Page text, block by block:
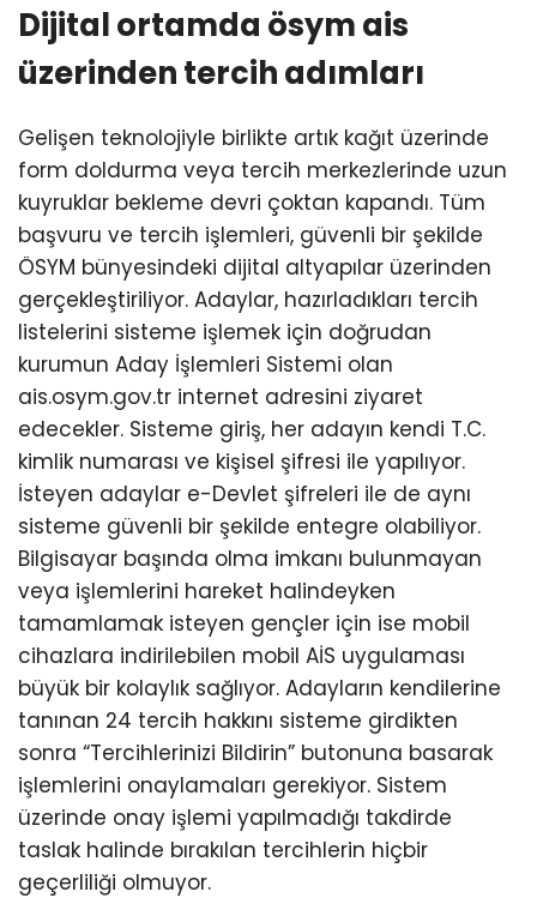
Dijital ortamda ösym ais
üzerinden tercih adımları
Gelişen teknolojiyle birlikte artık kağıt üzerinde
form doldurma veya tercih merkezlerinde uzun
kuyruklar bekleme devri çoktan kapandı. Tüm
başvuru ve tercih işlemleri, güvenli bir şekilde
ÖSYM bünyesindeki dijital altyapılar üzerinden
gerçekleştiriliyor. Adaylar, hazırladıkları tercih
listelerini sisteme işlemek için doğrudan
kurumun Aday İşlemleri Sistemi olan
ais.osym.gov.tr internet adresini ziyaret
edecekler. Sisteme giriş, her adayın kendi T.C.
kimlik numarası ve kişisel şifresi ile yapılıyor.
İsteyen adaylar e-Devlet şifreleri ile de aynı
sisteme güvenli bir şekilde entegre olabiliyor.
Bilgisayar başında olma imkanı bulunmayan
veya işlemlerini hareket halindeyken
tamamlamak isteyen gençler için ise mobil
cihazlara indirilebilen mobil AİS uygulaması
büyük bir kolaylık sağlıyor. Adayların kendilerine
tanınan 24 tercih hakkını sisteme girdikten
sonra “Tercihlerinizi Bildirin” butonuna basarak
işlemlerini onaylamaları gerekiyor. Sistem
üzerinde onay işlemi yapılmadığı takdirde
taslak halinde bırakılan tercihlerin hiçbir
geçerliliği olmuyor.